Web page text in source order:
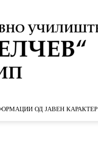
ОД ЈАВЕН КАРАКТЕР